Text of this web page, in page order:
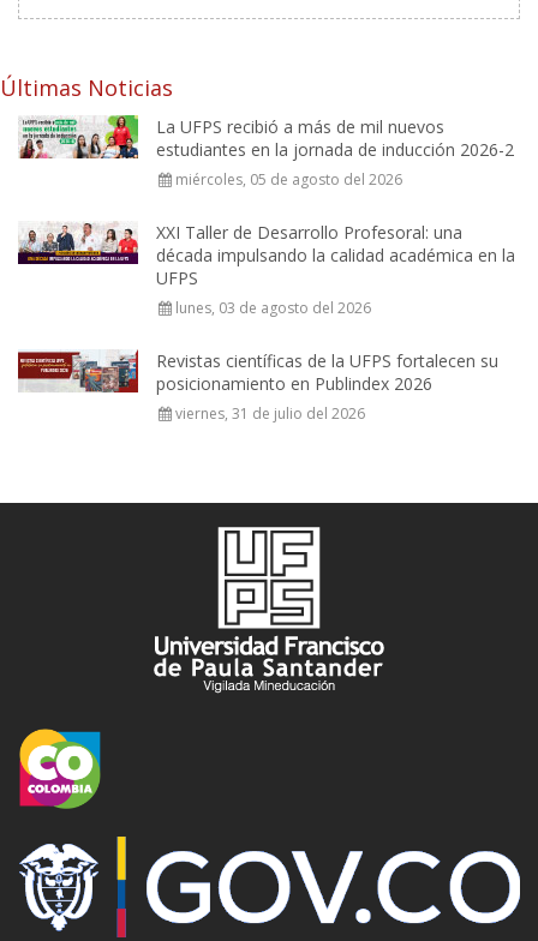
Últimas Noticias
La UFPS recibió a más de mil nuevos
estudiantes en la jornada de inducción 2026-2
miércoles, 05 de agosto del 2026
XXI Taller de Desarrollo Profesoral: una
década impulsando la calidad académica en la
UFPS
lunes, 03 de agosto del 2026
Revistas científicas de la UFPS fortalecen su
posicionamiento en Publindex 2026
viernes, 31 de julio del 2026